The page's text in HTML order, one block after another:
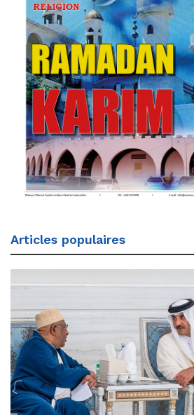
Articles populaires